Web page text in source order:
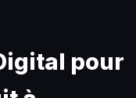
pour